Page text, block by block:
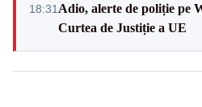
18:31 Adio, alerte de poliție pe
Curtea de Justiție a UE